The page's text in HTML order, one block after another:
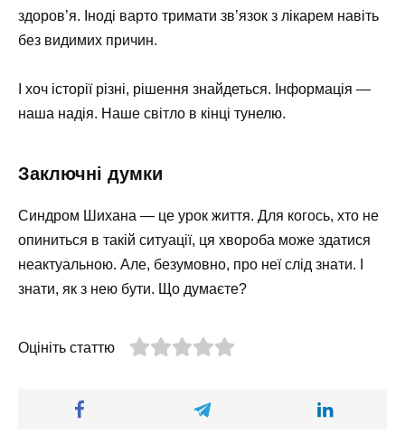
здоров’я. Іноді варто тримати зв’язок з лікарем навіть
без видимих причин.
І хоч історії різні, рішення знайдеться. Інформація —
наша надія. Наше світло в кінці тунелю.
Заключні думки
Синдром Шихана — це урок життя. Для когось, хто не
опиниться в такій ситуації, ця хвороба може здатися
неактуальною. Але, безумовно, про неї слід знати. І
знати, як з нею бути. Що думаєте?
Оцініть статтю